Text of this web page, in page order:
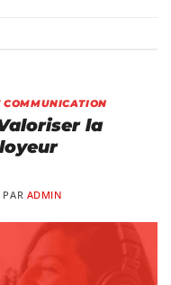
COMMUNICATION
la
PAR ADMIN